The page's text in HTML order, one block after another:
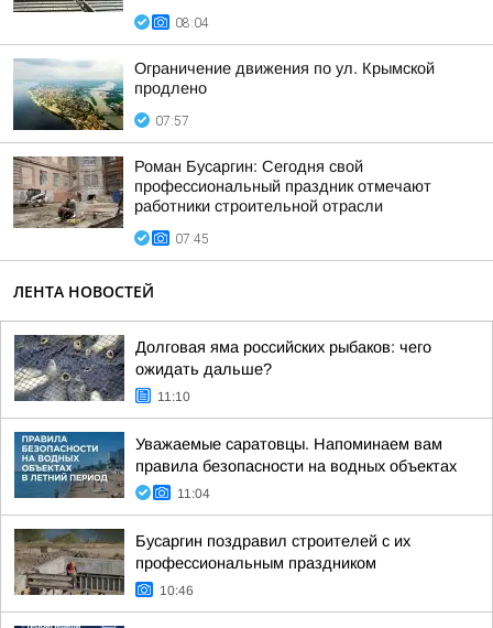
08:04
Ограничение движения по ул. Крымской
продлено
07:57
Роман Бусаргин: Сегодня свой
профессиональный праздник отмечают
работники строительной отрасли
07:45
ЛЕНТА НОВОСТЕЙ
Долговая яма российских рыбаков: чего
ожидать дальше?
11:10
Уважаемые саратовцы. Напоминаем вам
правила безопасности на водных объектах
11:04
Бусаргин поздравил строителей с их
профессиональным праздником
10:46